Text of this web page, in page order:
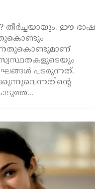
ഈ ഭാഷ
പടരുന്നത്.